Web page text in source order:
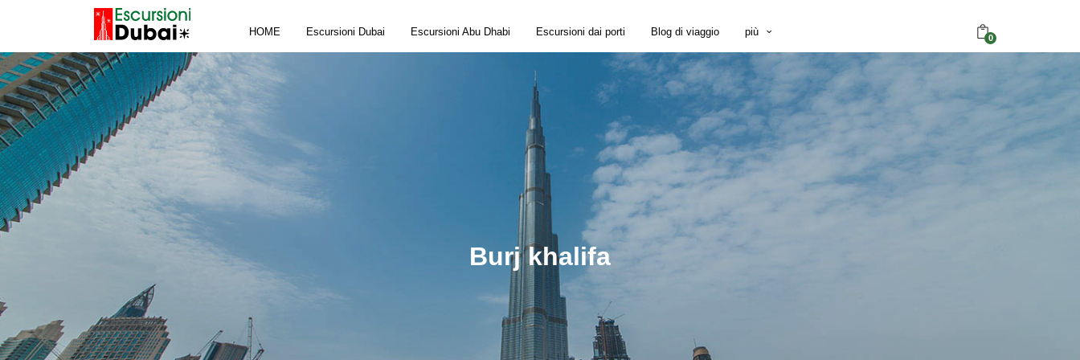
HOME Escursioni Dubai Escursioni Abu Dhabi Escursioni dai porti Blog di viaggio più 0
Burj khalifa